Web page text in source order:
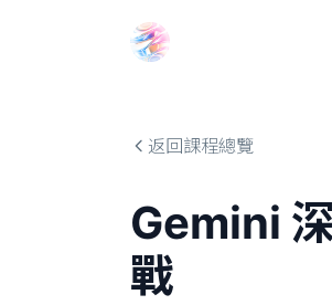
返回課程總覽
Gemini
戰